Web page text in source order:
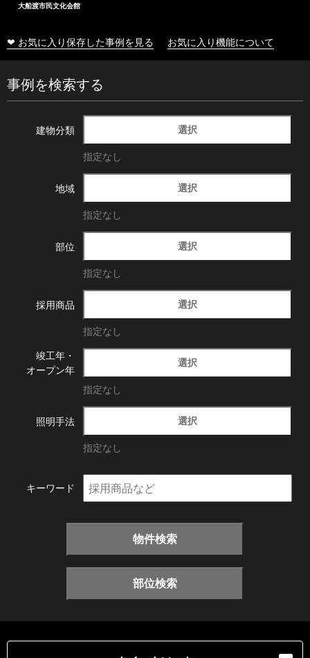
大船渡市民文化会館
❤ お気に入り保存した事例を見る お気に入り機能について
事例を検索する
建物分類 選択
指定なし
地域 選択
指定なし
部位 選択
指定なし
採用商品 選択
指定なし
竣工年・
オープン年
選択
指定なし
照明手法 選択
指定なし
キーワード
物件検索
部位検索